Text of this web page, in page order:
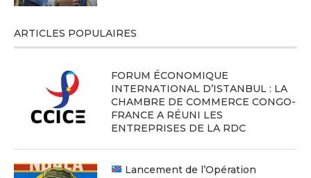
ARTICLES POPULAIRES
FORUM ÉCONOMIQUE
INTERNATIONAL D’ISTANBUL : LA
CHAMBRE DE COMMERCE CONGO-
FRANCE A RÉUNI LES
ENTREPRISES DE LA RDC
Lancement de l’Opération